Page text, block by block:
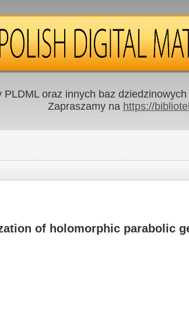
PLDML oraz innych baz
Zapraszamy na https://
of holomorphic parabolic